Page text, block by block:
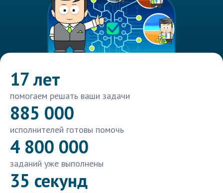
17 лет
помогаем решать ваши задачи
885 000
исполнителей готовы помочь
4 800 000
заданий уже выполнены
35 секунд